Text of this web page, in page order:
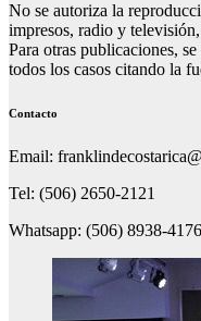
No se autoriza la
impresos, radio y
Para otras publicaciones,
todos los casos citando la
Contacto
Email:
Tel: (506) 2650-2121
Whatsapp: (506) 8938-